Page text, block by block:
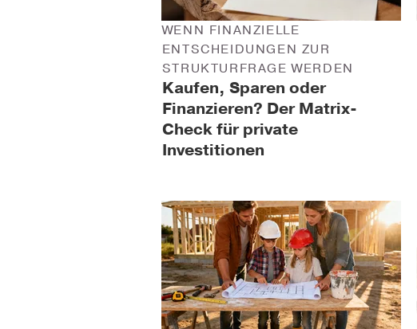
Kaufen, Sparen oder
Finanzieren? Der Matrix-
Check für private
Investitionen
WENN FINANZIELLE
ENTSCHEIDUNGEN ZUR
STRUKTURFRAGE WERDEN